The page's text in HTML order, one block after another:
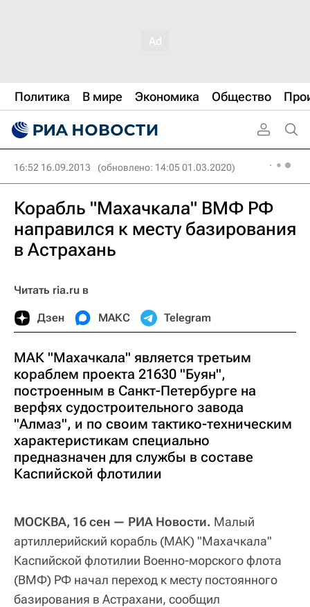
Политика В мире Экономика Общество
16:52 16.09.2013 (обновлено: 14:05 01.03.2020)
Корабль "Махачкала" ВМФ РФ
направился к месту базирования
в Астрахань
Читать ria.ru в
Дзен МАКС Telegram
МАК "Махачкала" является третьим
кораблем проекта 21630 "Буян",
построенным в Санкт-Петербурге на
верфях судостроительного завода
"Алмаз", и по своим тактико-техническим
характеристикам специально
предназначен для службы в составе
Каспийской флотилии
МОСКВА, 16 сен — РИА Новости. Малый
артиллерийский корабль (МАК) "Махачкала"
Каспийской флотилии Военно-морского флота
(ВМФ) РФ начал переход к месту постоянного
базирования в Астрахани, сообщил